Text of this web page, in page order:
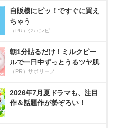
自販機にピッ！ですぐに買え
ちゃう
（PR）ジハンピ
朝1分貼るだけ！ミルクピー
ルで一日中ずっとうるツヤ肌
（PR）サボリーノ
2026年7月夏ドラマも、注目
作＆話題作が勢ぞろい！